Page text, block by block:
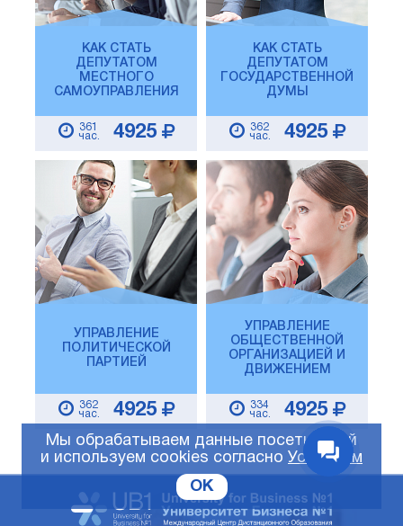
КАК СТАТЬ
ДЕПУТАТОМ
МЕСТНОГО
САМОУПРАВЛЕНИЯ
361
час.
4925
КАК СТАТЬ
ДЕПУТАТОМ
ГОСУДАРСТВЕННОЙ
ДУМЫ
362
час.
4925
УПРАВЛЕНИЕ
ПОЛИТИЧЕСКОЙ
ПАРТИЕЙ
362
час.
4925
УПРАВЛЕНИЕ
ОБЩЕСТВЕННОЙ
ОРГАНИЗАЦИЕЙ И
ДВИЖЕНИЕМ
334
час.
4925
Мы обрабатываем данные посетителей
и используем cookies согласно Условиям
OK